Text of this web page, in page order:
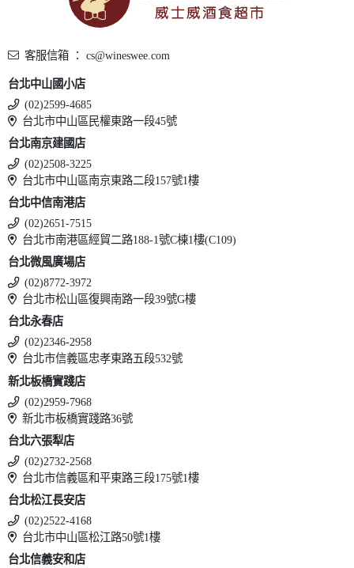
客服信箱 ： cs@wineswee.com
台北中山國小店
(02)2599-4685
台北市中山區民權東路一段45號
台北南京建國店
(02)2508-3225
台北市中山區南京東路二段157號1樓
台北中信南港店
(02)2651-7515
台北市南港區經貿二路188-1號C棟1樓(C109)
台北微風廣場店
(02)8772-3972
台北市松山區復興南路一段39號G樓
台北永春店
(02)2346-2958
台北市信義區忠孝東路五段532號
新北板橋實踐店
(02)2959-7968
新北市板橋實踐路36號
台北六張犁店
(02)2732-2568
台北市信義區和平東路三段175號1樓
台北松江長安店
(02)2522-4168
台北市中山區松江路50號1樓
台北信義安和店